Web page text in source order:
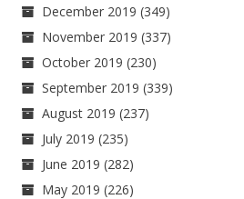
December 2019 (349)
November 2019 (337)
October 2019 (230)
September 2019 (339)
August 2019 (237)
July 2019 (235)
June 2019 (282)
May 2019 (226)